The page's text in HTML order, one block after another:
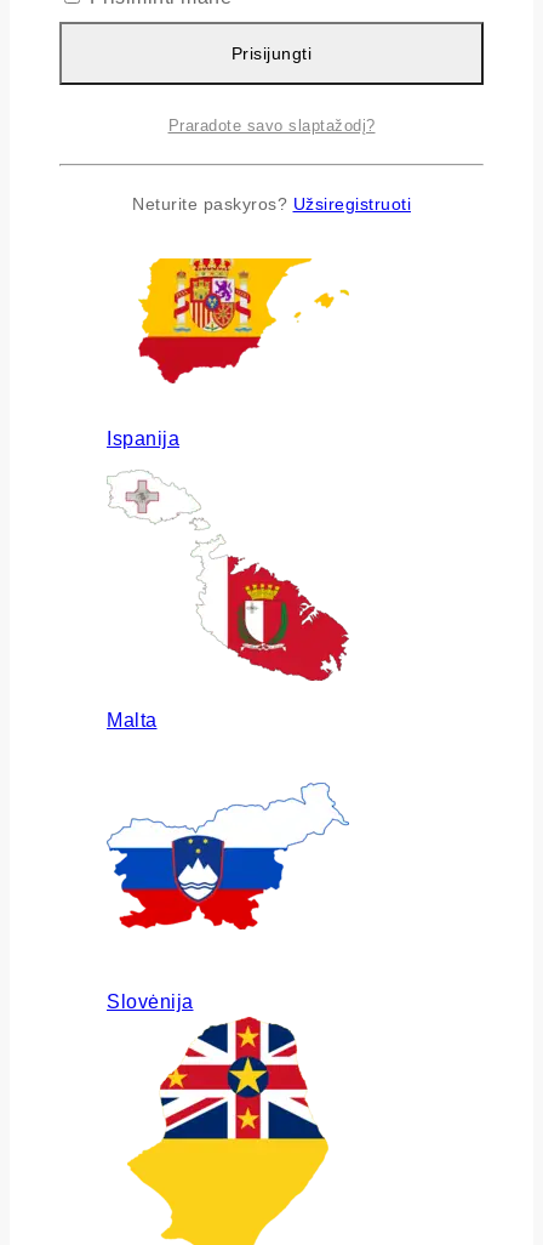
Ispanija
Malta
Slovėnija
Prisijungti
Praradote savo slaptažodį?
Neturite paskyros? Užsiregistruoti